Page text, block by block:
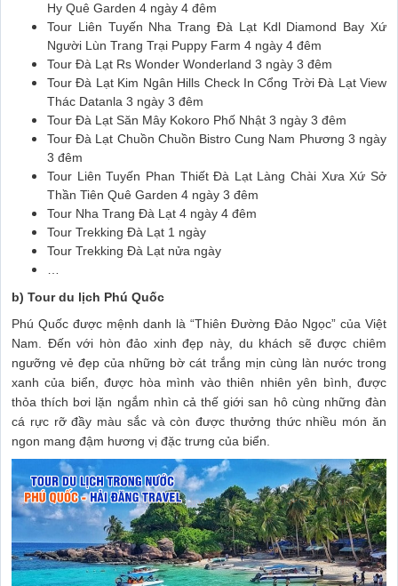
Hy Quê Garden 4 ngày 4 đêm
Tour Liên Tuyến Nha Trang Đà Lạt Kdl Diamond Bay Xứ
Người Lùn Trang Trại Puppy Farm 4 ngày 4 đêm
Tour Đà Lạt Rs Wonder Wonderland 3 ngày 3 đêm
Tour Đà Lạt Kim Ngân Hills Check In Cổng Trời Đà Lạt View
Thác Datanla 3 ngày 3 đêm
Tour Đà Lạt Săn Mây Kokoro Phố Nhật 3 ngày 3 đêm
Tour Đà Lạt Chuồn Chuồn Bistro Cung Nam Phương 3 ngày
3 đêm
Tour Liên Tuyến Phan Thiết Đà Lạt Làng Chài Xưa Xứ Sở
Thần Tiên Quê Garden 4 ngày 3 đêm
Tour Nha Trang Đà Lạt 4 ngày 4 đêm
Tour Trekking Đà Lạt 1 ngày
Tour Trekking Đà Lạt nửa ngày
…
b) Tour du lịch Phú Quốc
Phú Quốc được mệnh danh là “Thiên Đường Đảo Ngọc” của Việt
Nam. Đến với hòn đảo xinh đẹp này, du khách sẽ được chiêm
ngưỡng vẻ đẹp của những bờ cát trắng mịn cùng làn nước trong
xanh của biển, được hòa mình vào thiên nhiên yên bình, được
thỏa thích bơi lặn ngắm nhìn cả thế giới san hô cùng những đàn
cá rực rỡ đầy màu sắc và còn được thưởng thức nhiều món ăn
ngon mang đậm hương vị đặc trưng của biển.